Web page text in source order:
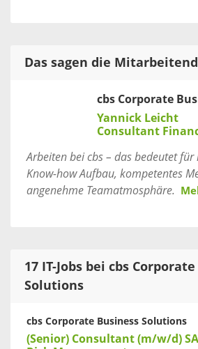
Das sagen die
cbs Corporate
Yannick Leicht
Consultant
Arbeiten bei cbs – das bedeutet für
Know-how Aufbau, kompetentes
angenehme Teamatmosphäre.
17 IT-Jobs bei cbs
Solutions
cbs Corporate Business Solutions
(Senior) Consultant (m/w/d)